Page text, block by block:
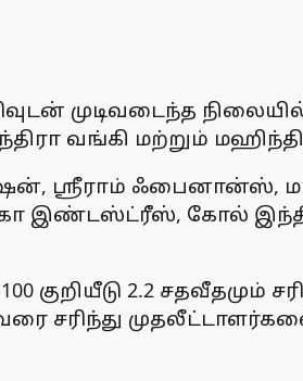
முடிவடைந்த
வங்கி மற்றும்
ஃபைனான்ஸ்,
இண்டஸ்ட்ரீஸ், கோல்
குறியீடு 2.2 சதவீதமும்
சரிந்து